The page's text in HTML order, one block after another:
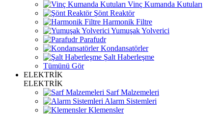
Vinç Kumanda Kutuları
Şönt Reaktör
Harmonik Filtre
Yumuşak Yolverici
Parafudr
Kondansatörler
Şalt Haberleşme
Tümünü Gör
ELEKTRİK
ELEKTRİK
Sarf Malzemeleri
Alarm Sistemleri
Klemensler